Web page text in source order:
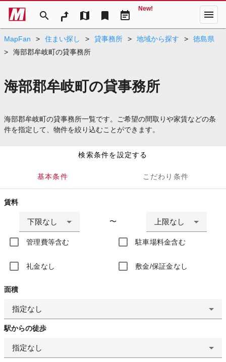
search map bookmark event_note
New! menu
MapFan > 住まい探し > 貸事務所 > 地域から探す >
徳島県
>
海部郡牟岐町の貸事務所
海部郡牟岐町の貸事務所
海部郡牟岐町の貸事務所一覧です。ご希望の間取りや家賃などの条
件を指定して、物件を絞り込むことができます。
検索条件を設定する
基本条件 こだわり条件
賃料
下限なし 〜 上限なし
管理費等含む 駐車場料金含む
礼金なし 敷金/保証金なし
面積
指定なし
駅からの徒歩
指定なし